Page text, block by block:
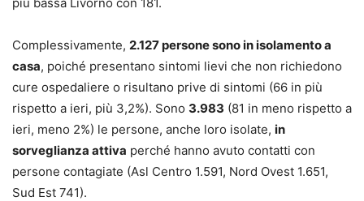
Complessivamente, 2.127 persone sono in isolamento a
casa, poiché presentano sintomi lievi che non richiedono
cure ospedaliere o risultano prive di sintomi (66 in più
rispetto a ieri, più 3,2%). Sono 3.983 (81 in meno rispetto a
ieri, meno 2%) le persone, anche loro isolate, in
sorveglianza attiva perché hanno avuto contatti con
persone contagiate (Asl Centro 1.591, Nord Ovest 1.651,
Sud Est 741).